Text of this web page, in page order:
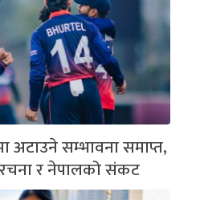
अटाउने सम्भावना समाप्त,
र नेपालको संकट